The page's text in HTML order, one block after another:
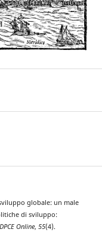
globale: un male
di sviluppo:
DPCE Online, 55(4).